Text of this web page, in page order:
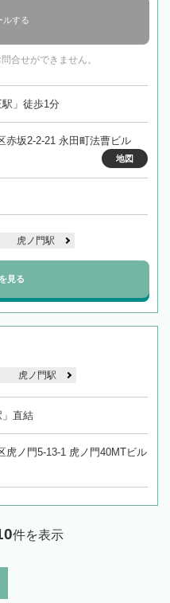
ルする
合せができません。
」徒歩1分
赤坂2-2-21 永田町法曹ビル
地図
虎ノ門駅
見る
虎ノ門駅
直結
虎ノ門5-13-1 虎ノ門40MTビル
件を表示